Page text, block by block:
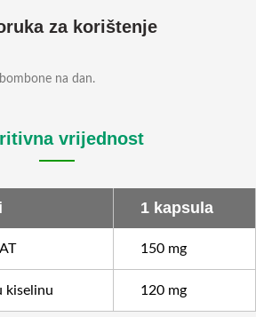
za korištenje
na dan.
vrijednost
1 kapsula
150 mg
kiselinu 120 mg